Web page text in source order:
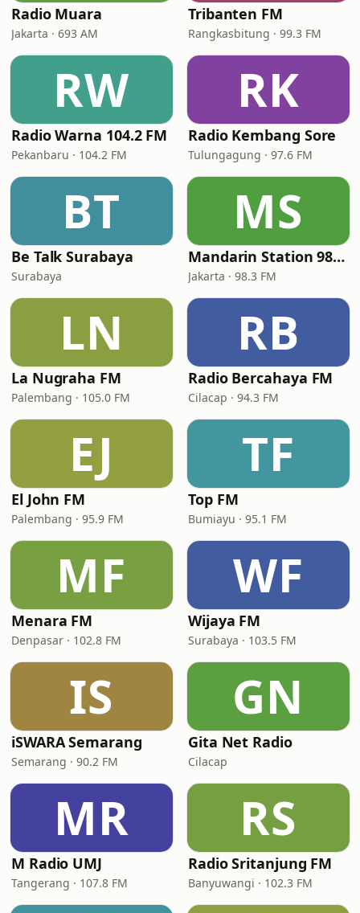
Radio Muara
Jakarta · 693 AM
Tribanten FM
Rangkasbitung · 99.3 FM
RW
Radio Warna 104.2 FM
Pekanbaru · 104.2 FM
RK
Radio Kembang Sore
Tulungagung · 97.6 FM
BT
Be Talk Surabaya
Surabaya
MS
Mandarin Station 98.3 FM
Jakarta · 98.3 FM
LN
La Nugraha FM
Palembang · 105.0 FM
RB
Radio Bercahaya FM
Cilacap · 94.3 FM
EJ
El John FM
Palembang · 95.9 FM
TF
Top FM
Bumiayu · 95.1 FM
MF
Menara FM
Denpasar · 102.8 FM
WF
Wijaya FM
Surabaya · 103.5 FM
IS
iSWARA Semarang
Semarang · 90.2 FM
GN
Gita Net Radio
Cilacap
MR
M Radio UMJ
Tangerang · 107.8 FM
RS
Radio Sritanjung FM
Banyuwangi · 102.3 FM